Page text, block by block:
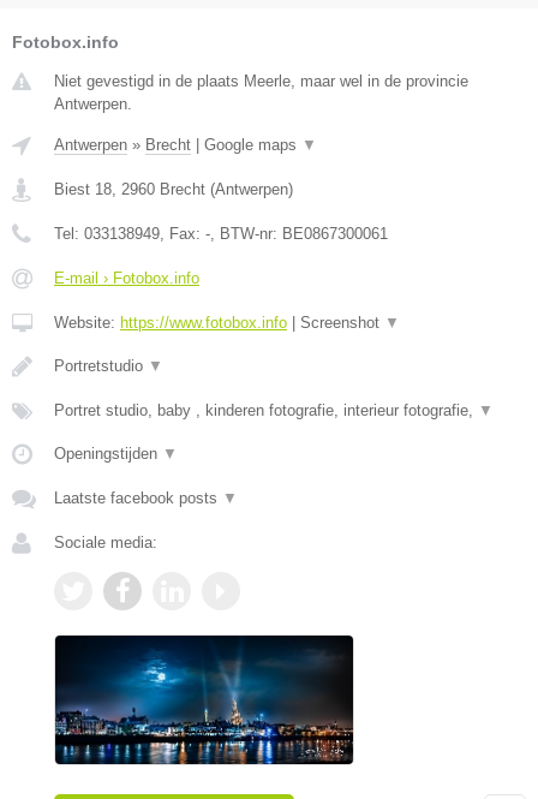
Fotobox.info
Niet gevestigd in de plaats Meerle, maar wel in de provincie
Antwerpen.
Antwerpen » Brecht Google maps ▼
Biest 18 2960 Brecht (Antwerpen)
Tel: 033138949 , Fax: - , BTW-nr: BE0867300061
E-mail › Fotobox.info
Website: https://www.fotobox.info Screenshot ▼
Portretstudio ▼
Portret studio, baby , kinderen fotografie, interieur fotografie, ▼
Openingstijden ▼
Laatste facebook posts ▼
Sociale media: